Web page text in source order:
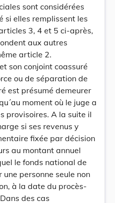
sont considérées
si elles remplissent les
3, 4 et 5 ci-après,
aux autres
article 2.
son conjoint coassuré
ou de séparation de
est présumé demeurer
moment où le juge a
provisoires. A la suite il
si ses revenus y
fixée par décision
au montant annuel
le fonds national de
personne seule non
à la date du procès-
des cas